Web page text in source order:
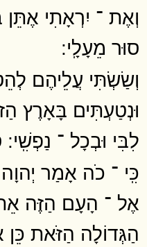
וְאֶת ־ יִרְאָתִי
סוּר מֵעָלָֽי ׃
וְשַׂשְׂתִּי עֲלֵיהֶם
וּנְטַעְתִּים בָּאָרֶץ
לִבִּי וּבְכָל ־ נַפְשִֽׁי
כִּֽי ־ כֹה אָמַר
אֶל ־ הָעָם הַזֶּה
הַגְּדוֹלָה הַזֹּאת כֵּן